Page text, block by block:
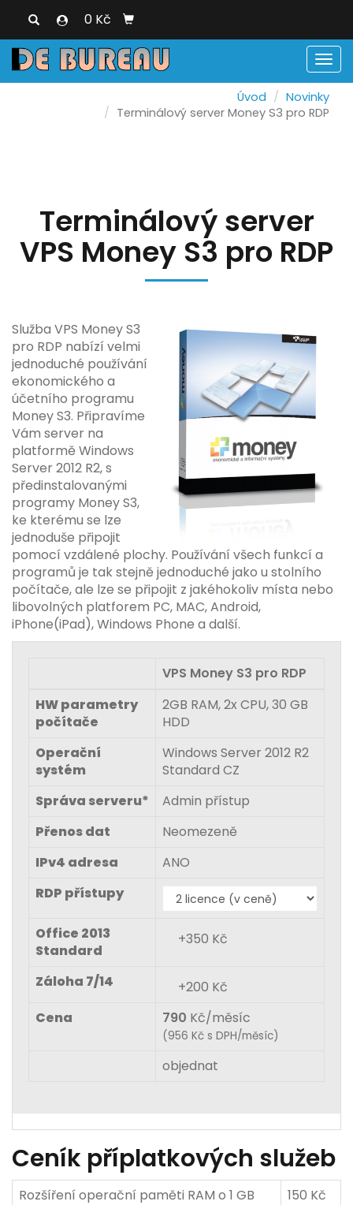
0 Kč
Úvod
Novinky
Terminálový server Money S3 pro RDP
Terminálový server
VPS Money S3 pro RDP
Služba VPS Money S3
pro RDP nabízí velmi
jednoduché používání
ekonomického a
účetního programu
Money S3. Připravíme
Vám server na
platformě Windows
Server 2012 R2, s
předinstalovanými
programy Money S3,
ke kterému se lze
jednoduše připojit
pomocí vzdálené plochy. Používání všech funkcí a
programů je tak stejně jednoduché jako u stolního
počítače, ale lze se připojit z jakéhokoliv místa nebo
libovolných platforem PC, MAC, Android,
iPhone(iPad), Windows Phone a další.
VPS Money S3 pro RDP
HW parametry
počítače
2GB RAM, 2x CPU, 30 GB
HDD
Operační
systém
Windows Server 2012 R2
Standard CZ
Správa serveru*
Admin přístup
Přenos dat
Neomezeně
IPv4 adresa
ANO
RDP přístupy
Office 2013
Standard
+350 Kč
Záloha 7/14
+200 Kč
Cena
790 Kč/měsíc
(956 Kč s DPH/měsíc)
objednat
Ceník příplatkových služeb
Rozšíření operační paměti RAM o 1 GB
150 Kč